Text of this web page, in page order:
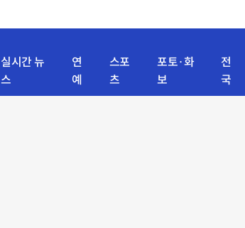
실시간 뉴
스
연
예
스포
츠
포토·화
보
전
국